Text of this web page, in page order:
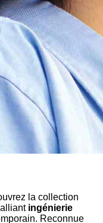
la collection
ingénierie
Reconnue